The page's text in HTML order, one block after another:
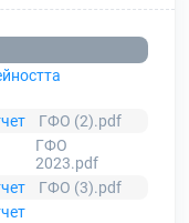
ГФО (2).pdf
ГФО
2023.pdf
ГФО (3).pdf